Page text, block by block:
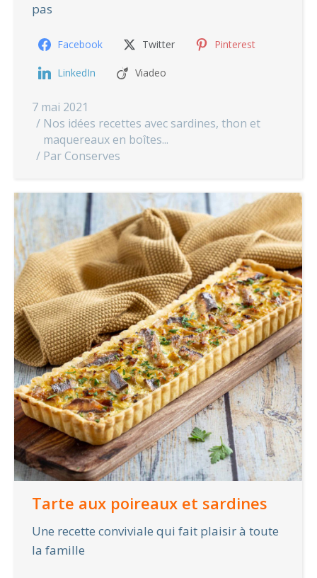
pas
Facebook Twitter Pinterest
LinkedIn Viadeo
7 mai 2021
Nos idées recettes avec sardines, thon et
maquereaux en boîtes...
Par Conserves
Tarte aux poireaux et sardines
Une recette conviviale qui fait plaisir à toute
la famille